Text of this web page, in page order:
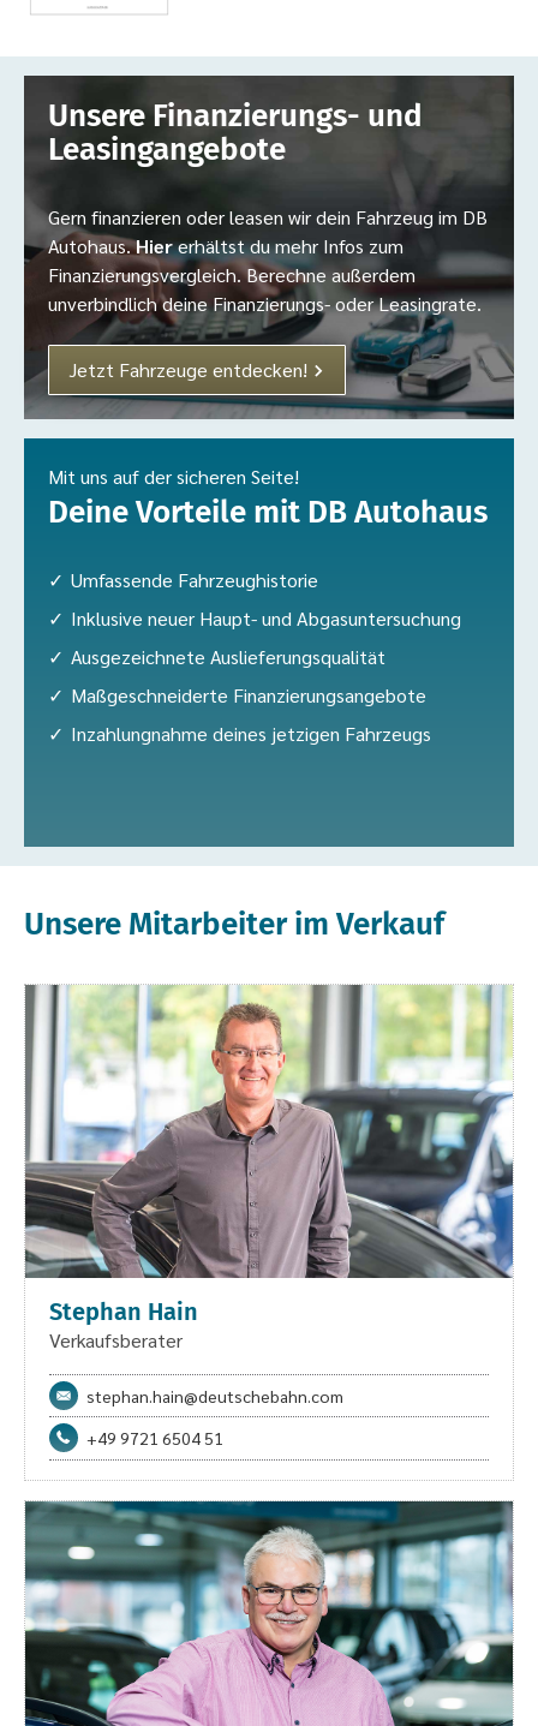
Unsere Finanzierungs- und
Leasingangebote
Gern finanzieren oder leasen wir dein Fahrzeug im DB
Autohaus.Hiererhältst du mehr Infos zum
Finanzierungsvergleich. Berechne außerdem
unverbindlich deine Finanzierungs- oder Leasingrate.
Jetzt Fahrzeuge entdecken!
Mit uns auf der sicheren Seite!
Deine Vorteile mit DB Autohaus
Umfassende Fahrzeughistorie
Inklusive neuer Haupt- und Abgasuntersuchung
Ausgezeichnete Auslieferungsqualität
Maßgeschneiderte Finanzierungsangebote
Inzahlungnahme deines jetzigen Fahrzeugs
Unsere Mitarbeiter im Verkauf
Stephan Hain
Verkaufsberater
stephan.hain@deutschebahn.com
+49 9721 6504 51